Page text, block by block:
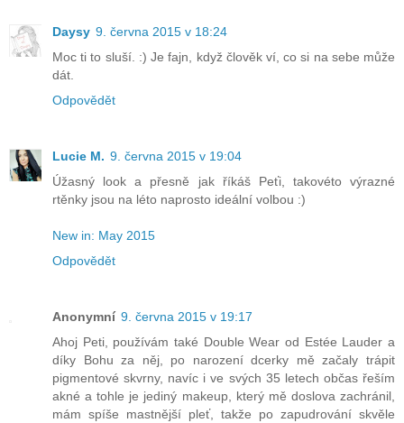
Daysy 9. června 2015 v 18:24
Moc ti to sluší. :) Je fajn, když člověk ví, co si na sebe může
dát.
Odpovědět
Lucie M. 9. června 2015 v 19:04
Úžasný look a přesně jak říkáš Peťi, takovéto výrazné
rtěnky jsou na léto naprosto ideální volbou :)
New in: May 2015
Odpovědět
Anonymní 9. června 2015 v 19:17
Ahoj Peti, používám také Double Wear od Estée Lauder a
díky Bohu za něj, po narození dcerky mě začaly trápit
pigmentové skvrny, navíc i ve svých 35 letech občas řeším
akné a tohle je jediný makeup, který mě doslova zachránil,
mám spíše mastnější pleť, takže po zapudrování skvěle